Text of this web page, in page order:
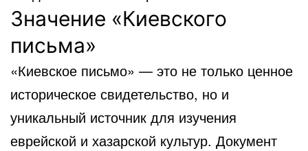
Значение «Киевского
письма»
«Киевское письмо» — это не только ценное
историческое свидетельство, но и
уникальный источник для изучения
еврейской и хазарской культур. Документ